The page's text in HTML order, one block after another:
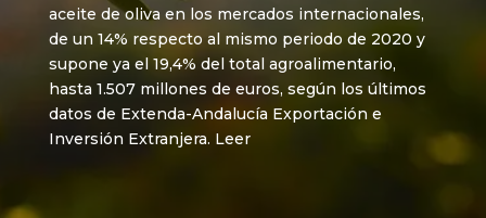
aceite de oliva en los mercados internacionales,
de un 14% respecto al mismo periodo de 2020 y
supone ya el 19,4% del total agroalimentario,
hasta 1.507 millones de euros, según los últimos
datos de Extenda-Andalucía Exportación e
Inversión Extranjera. Leer